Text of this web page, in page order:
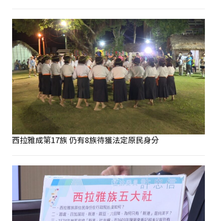
西拉雅成第17族 仍有8族待獲法定原民身分